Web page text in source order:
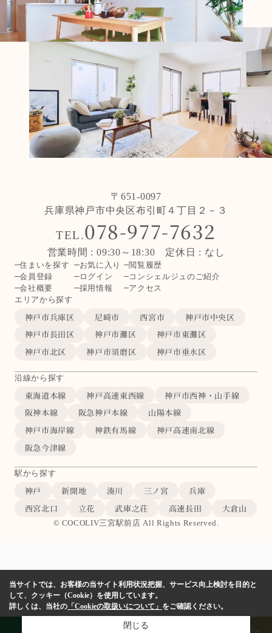
〒651-0097
兵庫県神戸市中央区布引町４丁目２－３
TEL.078-977-7632
営業時間 : 09:30～18:30 定休日 : なし
住まいを探す お気に入り
閲覧履歴
会員登録
ログイン
コンシェルジュのご紹介
会社概要
採用情報
アクセス
エリアから探す
神戸市兵庫区 尼崎市 西宮市
神戸市中央区
神戸市長田区
神戸市灘区
神戸市東灘区
神戸市北区
神戸市須磨区 神戸市垂水区
沿線から探す
東海道本線 神戸高速東西線
神戸市西神・山手線
阪神本線
阪急神戸本線
山陽本線
神戸市海岸線
神鉄有馬線
神戸高速南北線
阪急今津線
駅から探す
神戸 新開地 湊川 三ノ宮
兵庫
西宮北口
立花 武庫之荘 高速長田 大倉山
© COCOLIV三宮駅前店 All Rights Reserved.
当サイトでは、お客様の当サイト利用状況把握、サービス向上検討を目的と
して、クッキー（Cookie）を使用しています。
詳しくは、当社の 「Cookieの取扱いについて」 をご確認ください。
閉じる